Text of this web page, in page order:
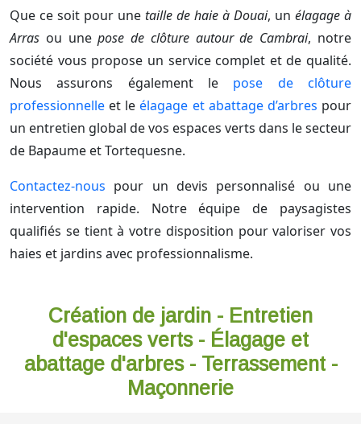
Que ce soit pour une taille de haie à Douai, un élagage à
Arras ou unepose de clôture autour de Cambrai, notre
société vous propose un service complet et de qualité.
Nous assurons également le pose de clôture
professionnelle et leélagage et abattage d’arbres pour
un entretien global de vos espaces verts dans le secteur
de Bapaume et Tortequesne.
Contactez-nous pour un devis personnalisé ou une
intervention rapide. Notre équipe de paysagistes
qualifiés se tient à votre disposition pour valoriser vos
haies et jardins avec professionnalisme.
Création de jardin - Entretien
d'espaces verts - Élagage et
abattage d'arbres - Terrassement -
Maçonnerie